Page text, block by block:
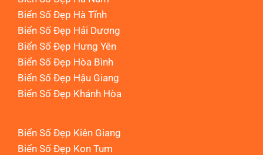
Biển Số Đẹp Hà Tĩnh
Biển Số Đẹp Hải Dương
Biển Số Đẹp Hưng Yên
Biển Số Đẹp Hòa Bình
Biển Số Đẹp Hậu Giang
Biển Số Đẹp Khánh Hòa
Biển Số Đẹp Kiên Giang
Biển Số Đẹp Kon Tum